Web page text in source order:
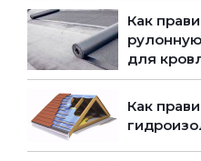
Как
для
Как